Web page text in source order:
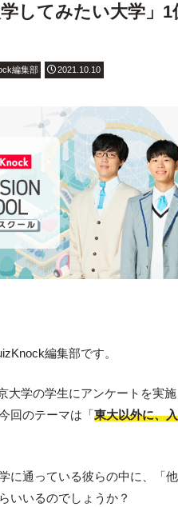
してみたい大学」
編集部 2021.10.10
編集部です。
大学の学生にアンケートを実
回のテーマは「東大以外に、
に通っている彼らの中に、「
いいるのでしょうか？